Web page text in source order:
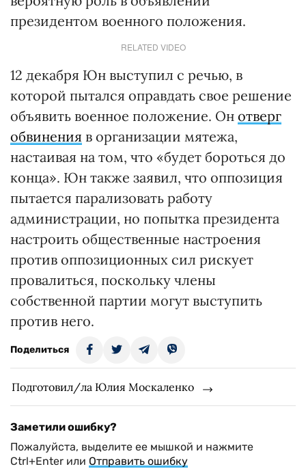
президентом военного положения.
RELATED VIDEO
12 декабря Юн выступил с речью, в
которой пытался оправдать свое решение
объявить военное положение. Он отверг
обвинения в организации мятежа,
настаивая на том, что «будет бороться до
конца». Юн также заявил, что оппозиция
пытается парализовать работу
администрации, но попытка президента
настроить общественные настроения
против оппозиционных сил рискует
провалиться, поскольку члены
собственной партии могут выступить
против него.
Поделиться
Подготовил/ла Юлия Москаленко
Заметили ошибку?
Пожалуйста, выделите ее мышкой и нажмите
Ctrl+Enter или Отправить ошибку